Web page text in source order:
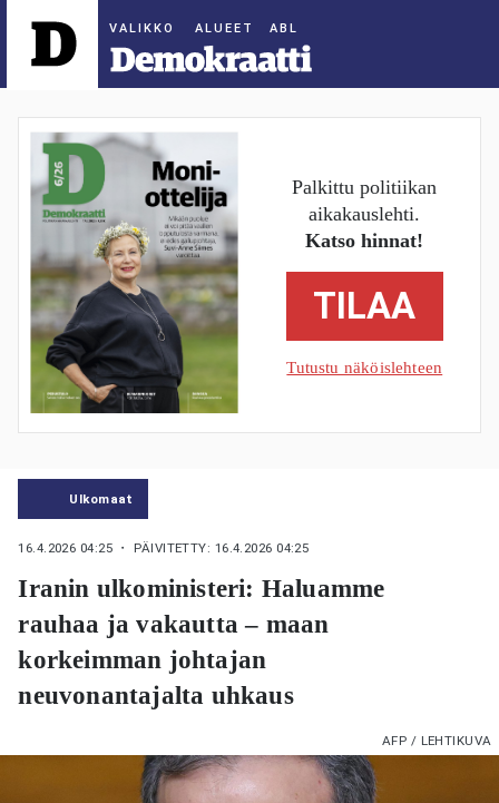
ALUEET
Palkittu politiikan
aikakauslehti.
Katso hinnat!
TILAA
Tutustu näköislehteen
Ulkomaat
16.4.2026 04:25 ・ PÄIVITETTY: 16.4.2026 04:25
Iranin ulkoministeri: Haluamme
rauhaa ja vakautta – maan
korkeimman johtajan
neuvonantajalta uhkaus
AFP / LEHTIKUVA